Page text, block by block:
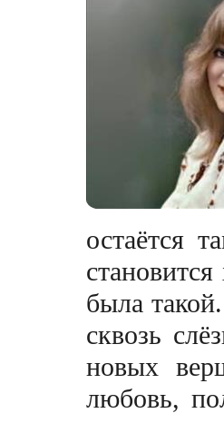
остаётся
была
сквозь
новых
любовь,